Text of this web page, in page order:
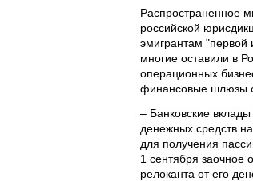
Распространенное
российской
эмигрантам "первой
многие оставили в
операционных
финансовые шлюзы
– Банковские
денежных средств
для получения
1 сентября заочное
релоканта от его